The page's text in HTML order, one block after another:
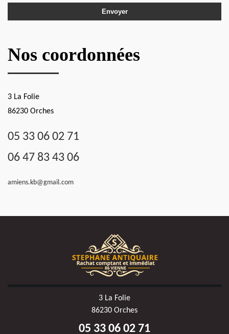
Nos coordonnées
3 La Folie
86230 Orches
05 33 06 02 71
06 47 83 43 06
amiens.kb@gmail.com
3 La Folie
86230 Orches
05 33 06 02 71